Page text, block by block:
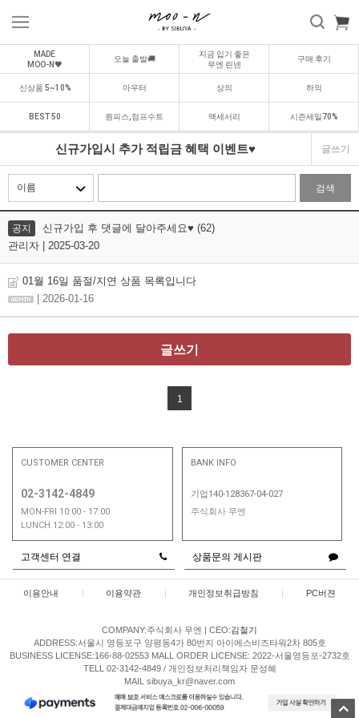
MADE
MOO-N🖤
오늘 출발🚚
지금 입기 좋은
무엔 린넨
구매 후기
신상품 5~10% 아우터 상의 하의
BEST 50 원피스,점프수트 액세서리 시즌세일70%
신규가입시 추가 적립금 혜택 이벤트♥️ 글쓰기
검색
공지
신규가입 후 댓글에 달아주세요♥️ (62)
관리자 | 2025-03-20
01월 16일 품절/지연 상품 목록입니다
| 2026-01-16
글쓰기
1
CUSTOMER CENTER
02-3142-4849
MON-FRI 10:00 - 17:00
LUNCH 12:00 - 13:00
BANK INFO
기업140-128367-04-027
주식회사 무엔
고객센터 연결 상품문의 게시판
이용안내 | 이용약관 | 개인정보취급방침 | PC버젼
COMPANY:주식회사 무엔 | CEO:김철기
ADDRESS:서울시 영등포구 양평동4가 80번지 아이에스비즈타워2차 805호
BUSINESS LICENSE:166-88-02553 MALL ORDER LICENSE: 2022-서울영등포-2732호
TELL 02-3142-4849 / 개인정보처리책임자 문성혜
MAIL sibuya_kr@naver.com